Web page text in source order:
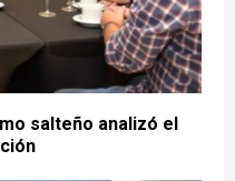
salteño analizó el